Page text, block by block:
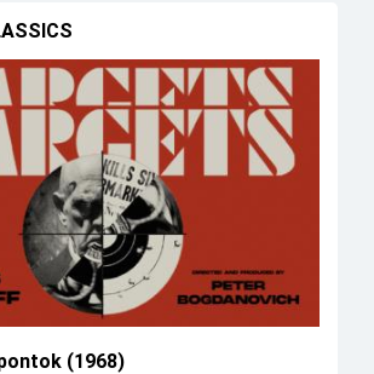
(1968)